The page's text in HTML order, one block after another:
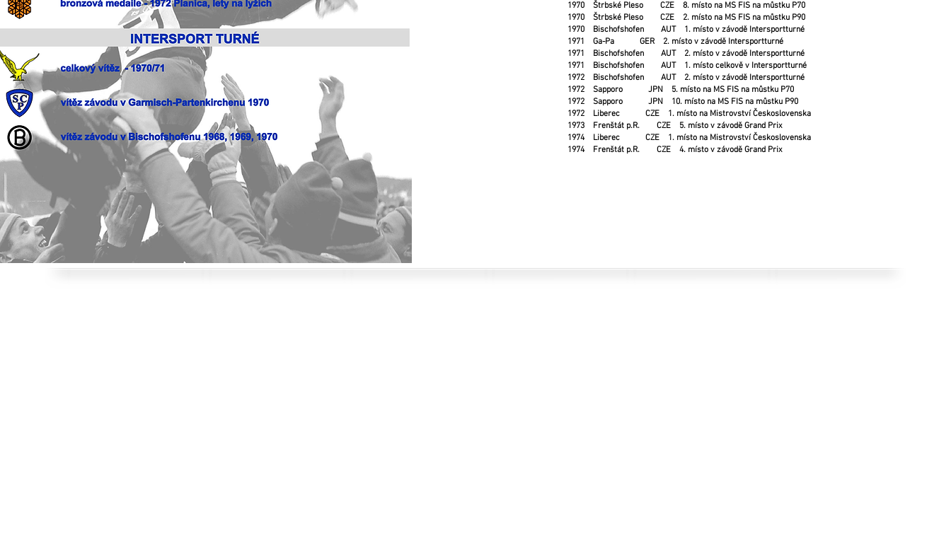
1970 Štrbské Pleso CZE 8. místo na MS FIS na můstku P70
1970 Štrbské Pleso CZE 2. místo na MS FIS na můstku P90
1970 Bischofshofen AUT 1. místo v závodě Intersportturné
1971 Ga-Pa GER 2. místo v závodě Intersportturné
1971 Bischofshofen AUT 2. místo v závodě Intersportturné
1971 Bischofshofen AUT 1. místo celkově v Intersportturné
1972 Bischofshofen AUT 2. místo v závodě Intersportturné
1972 Sapporo JPN 5. místo na MS FIS na můstku P70
1972 Sapporo JPN 10. místo na MS FIS na můstku P90
1972 Liberec CZE 1. místo na Mistrovství Československa
1973 Frenštát p.R. CZE 5. místo v závodě Grand Prix
1974 Liberec CZE 1. místo na Mistrovství Československa
1974 Frenštát p.R. CZE 4. místo v závodě Grand Prix